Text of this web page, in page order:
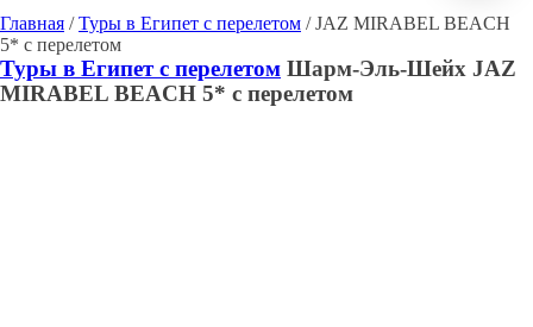
Главная /Туры в Египет с перелетом / JAZ MIRABEL BEACH
5* с перелетом
Туры в Египет с перелетом Шарм-Эль-Шейх JAZ
MIRABEL BEACH 5* с перелетом